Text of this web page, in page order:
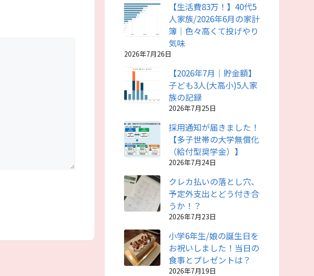
【生活費83万！】40代5
人家族/2026年6月の家計
簿｜色々高くて投げやり
気味
2026年7月26日
【2026年7月｜貯金額】
子ども3人(大高小)5人家
族の記録
2026年7月25日
採用通知が届きました！
【多子世帯の大学無償化
（給付型奨学金）】
2026年7月24日
クレカ払いの落とし穴、
予定外支出とどう付き合
うか！？
2026年7月23日
小学6年生/娘の誕生日を
お祝いしました！当日の
食事とプレゼントは？
2026年7月19日